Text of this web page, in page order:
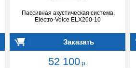
Пассивная акустическая система
Electro-Voice ELX200-10
Заказать
52 100 р.